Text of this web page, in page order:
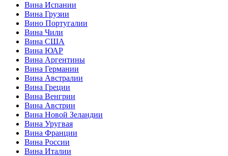
Вина Испании
Вина Грузии
Вино Португалии
Вина Чили
Вина США
Вина ЮАР
Вина Аргентины
Вина Германии
Вина Австралии
Вина Греции
Вина Венгрии
Вина Австрии
Вина Новой Зеландии
Вина Уругвая
Вина Франции
Вина России
Вина Италии